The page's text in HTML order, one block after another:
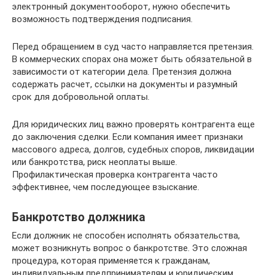
электронный документооборот, нужно обеспечить
возможность подтверждения подписания.
Перед обращением в суд часто направляется претензия.
В коммерческих спорах она может быть обязательной в
зависимости от категории дела. Претензия должна
содержать расчет, ссылки на документы и разумный
срок для добровольной оплаты.
Для юридических лиц важно проверять контрагента еще
до заключения сделки. Если компания имеет признаки
массового адреса, долгов, судебных споров, ликвидации
или банкротства, риск неоплаты выше.
Профилактическая проверка контрагента часто
эффективнее, чем последующее взыскание.
Банкротство должника
Если должник не способен исполнять обязательства,
может возникнуть вопрос о банкротстве. Это сложная
процедура, которая применяется к гражданам,